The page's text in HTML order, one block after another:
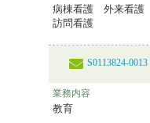
病棟看護 外来看護
訪問看護
S0113824-0013
業務内容
教育